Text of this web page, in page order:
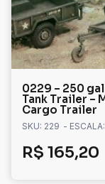
0229 – 250
Tank Trailer –
Cargo Trailer
SKU: 229 -
R$ 165,20